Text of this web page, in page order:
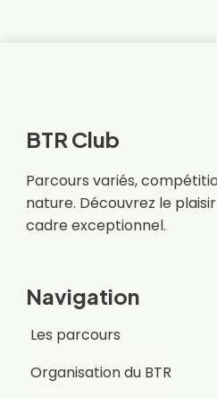
BTR Club
Parcours variés,
nature. Découvrez le
cadre exceptionnel.
Navigation
Les parcours
Organisation du BTR